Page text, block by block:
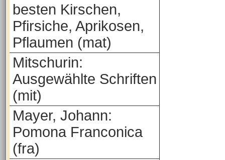
besten Kirschen,
Pfirsiche, Aprikosen,
Pflaumen (mat)
Mitschurin:
Ausgewählte Schriften
(mit)
Mayer, Johann:
Pomona Franconica
(fra)